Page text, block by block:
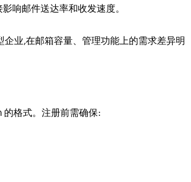
响邮件送达率和收发速度。
业,在邮箱容量、管理功能上的需求差异明
格式。注册前需确保: